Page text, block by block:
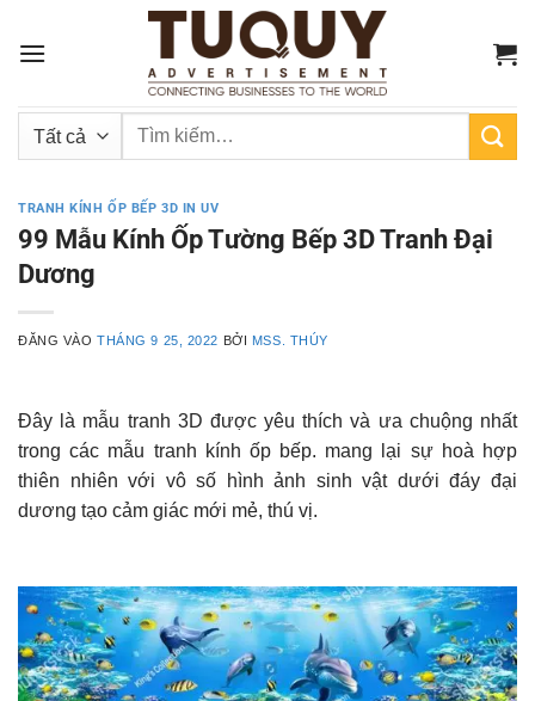
qua
Tìm
TRANH KÍNH ỐP BẾP 3D IN UV
99 Mẫu Kính Ốp Tường Bếp 3D Tranh Đại
Dương
ĐĂNG VÀOTHÁNG 9 25, 2022 BỞI MSS. THÚY
Đây là mẫu tranh 3D được yêu thích và ưa chuộng nhất
trong các mẫu tranh kính ốp bếp. mang lại sự hoà hợp
thiên nhiên với vô số hình ảnh sinh vật dưới đáy đại
dương tạo cảm giác mới mẻ, thú vị.